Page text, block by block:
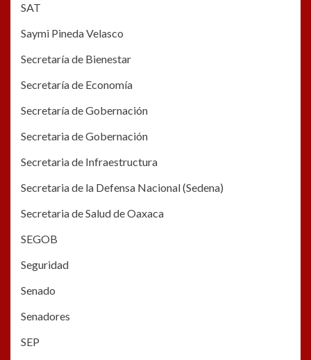
SAT
Saymi Pineda Velasco
Secretaría de Bienestar
Secretaría de Economía
Secretaría de Gobernación
Secretaria de Gobernación
Secretaria de Infraestructura
Secretaria de la Defensa Nacional (Sedena)
Secretaria de Salud de Oaxaca
SEGOB
Seguridad
Senado
Senadores
SEP